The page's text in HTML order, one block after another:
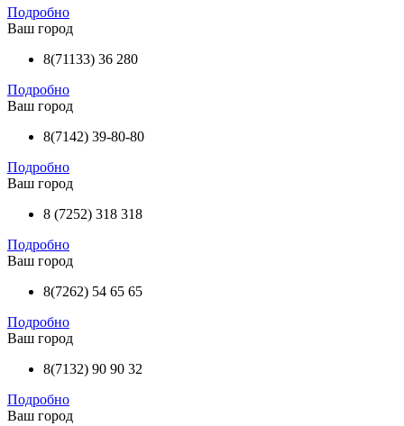
Подробно
Ваш город
8(71133) 36 280
Подробно
Ваш город
8(7142) 39-80-80
Подробно
Ваш город
8 (7252) 318 318
Подробно
Ваш город
8(7262) 54 65 65
Подробно
Ваш город
8(7132) 90 90 32
Подробно
Ваш город